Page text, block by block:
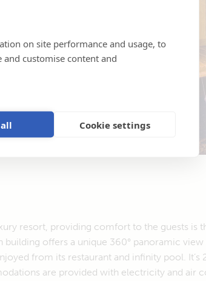
on site performance and usage, to
customise content and
Cookie settings
resort, providing comfort to the guests is
building offers a unique 360° panoramic
from its restaurant and infinity pool. It’s
are provided with electricity and air